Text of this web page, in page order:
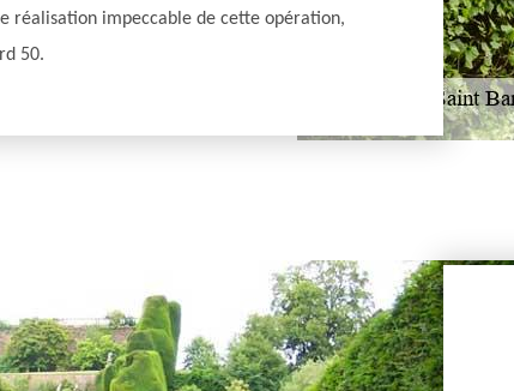
réalisation impeccable de cette opération,
50.